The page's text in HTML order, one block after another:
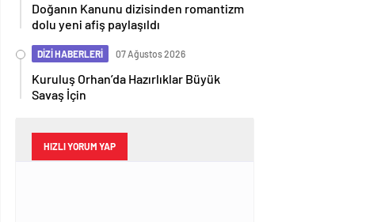
Doğanın Kanunu dizisinden romantizm
dolu yeni afiş paylaşıldı
DİZİ HABERLERİ 07 Ağustos 2026
Kuruluş Orhan’da Hazırlıklar Büyük
Savaş İçin
HIZLI YORUM YAP